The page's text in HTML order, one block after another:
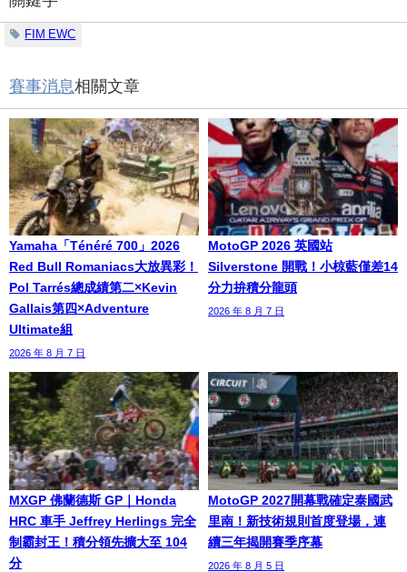
FIM EWC
賽事消息相關文章
Yamaha「Ténéré 700」2026
Red Bull Romaniacs大放異彩！
Pol Tarrés總成績第二×Kevin
Gallais第四×Adventure
Ultimate組
2026 年 8 月 7 日
MotoGP 2026 英國站
Silverstone 開戰！小椋藍僅差14
分力拚積分龍頭
2026 年 8 月 7 日
MXGP 佛蘭德斯 GP｜Honda
HRC 車手 Jeffrey Herlings 完全
制霸封王！積分領先擴大至 104
分
MotoGP 2027開幕戰確定泰國武
里南！新技術規則首度登場，連
續三年揭開賽季序幕
2026 年 8 月 5 日